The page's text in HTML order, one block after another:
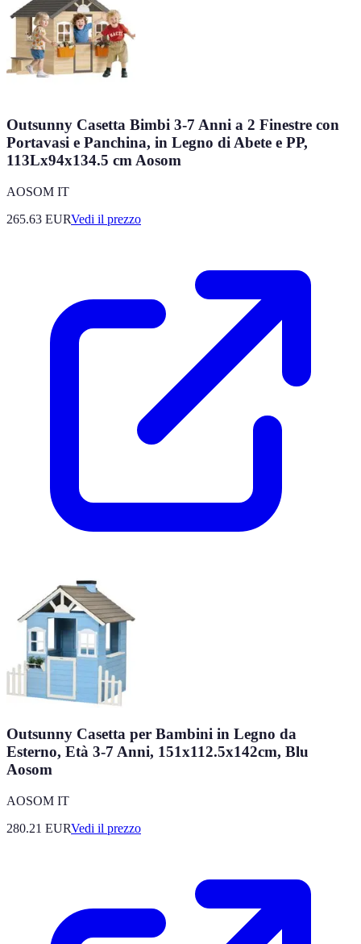
Outsunny Casetta Bimbi 3-7 Anni a 2 Finestre con
Portavasi e Panchina, in Legno di Abete e PP,
113Lx94x134.5 cm Aosom
AOSOM IT
265.63 EURVedi il prezzo
Outsunny Casetta per Bambini in Legno da
Esterno, Età 3-7 Anni, 151x112.5x142cm, Blu
Aosom
AOSOM IT
280.21 EURVedi il prezzo